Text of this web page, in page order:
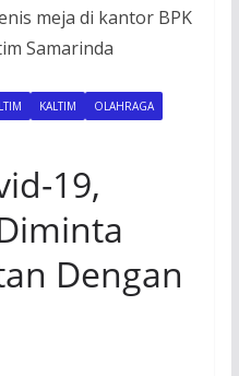
meja di kantor BPK
Samarinda
KALTIM
OLAHRAGA
19,
Dengan